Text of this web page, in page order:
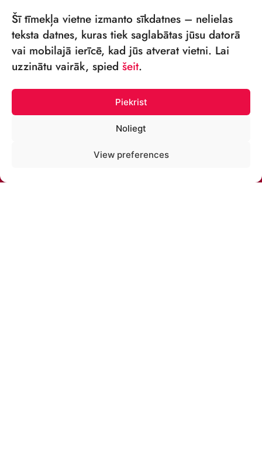
Šī tīmekļa vietne izmanto sīkdatnes – nelielas
teksta datnes, kuras tiek saglabātas jūsu datorā
vai mobilajā ierīcē, kad jūs atverat vietni. Lai
uzzinātu vairāk, spied šeit.
Piekrist
Noliegt
View preferences
VSIA „RĪGAS CIRKS”
Merķeļa iela 4,
Rīga, LV-1050 Latvija
Reģ. nr: 40003027789
ТЕЛЕФОН: